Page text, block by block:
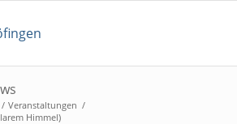
/ Veranstaltungen /
Himmel)